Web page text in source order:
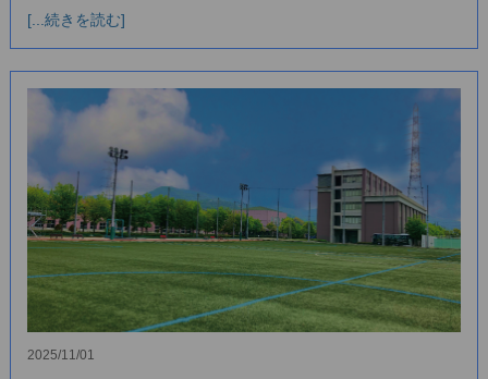
[...続きを読む]
2025/11/01